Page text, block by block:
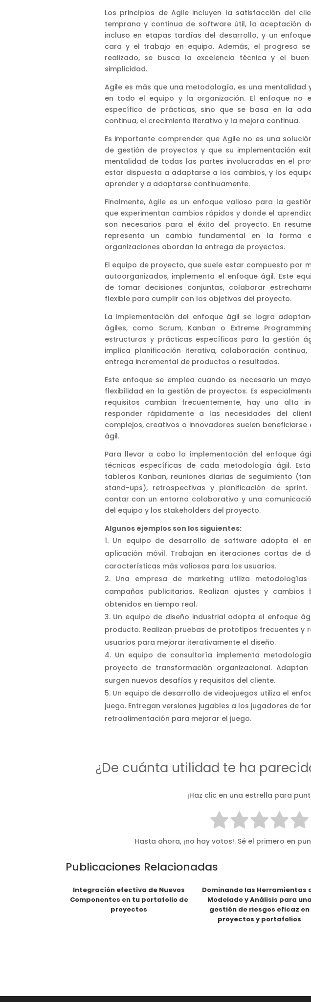
Los principios de Agile incluyen la satisfacción del
temprana y continua de software útil, la aceptación
incluso en etapas tardías del desarrollo, y un
cara y el trabajo en equipo. Además, el progreso
realizado, se busca la excelencia técnica y el
simplicidad.
Agile es más que una metodología, es una
en todo el equipo y la organización. El enfoque no
específico de prácticas, sino que se basa en la
continua, el crecimiento iterativo y la mejora continua.
Es importante comprender que Agile no es una
de gestión de proyectos y que su implementación
mentalidad de todas las partes involucradas en el
estar dispuesta a adaptarse a los cambios, y los
aprender y a adaptarse continuamente.
Finalmente, Agile es un enfoque valioso para la
que experimentan cambios rápidos y donde el
son necesarios para el éxito del proyecto. En
representa un cambio fundamental en la forma
organizaciones abordan la entrega de proyectos.
El equipo de proyecto, que suele estar compuesto por
autoorganizados, implementa el enfoque ágil. Este
de tomar decisiones conjuntas, colaborar
flexible para cumplir con los objetivos del proyecto.
La implementación del enfoque ágil se logra
ágiles, como Scrum, Kanban o Extreme
estructuras y prácticas específicas para la gestión
implica planificación iterativa, colaboración
entrega incremental de productos o resultados.
Este enfoque se emplea cuando es necesario un
flexibilidad en la gestión de proyectos. Es
requisitos cambian frecuentemente, hay una alta
responder rápidamente a las necesidades del
complejos, creativos o innovadores suelen
ágil.
Para llevar a cabo la implementación del enfoque
técnicas específicas de cada metodología ágil.
tableros Kanban, reuniones diarias de seguimiento
stand-ups), retrospectivas y planificación de sprint.
contar con un entorno colaborativo y una
del equipo y los stakeholders del proyecto.
Algunos ejemplos son los siguientes:
Un equipo de desarrollo de software adopta el
aplicación móvil. Trabajan en iteraciones cortas de
características más valiosas para los usuarios.
Una empresa de marketing utiliza
campañas publicitarias. Realizan ajustes y
obtenidos en tiempo real.
Un equipo de diseño industrial adopta el enfoque
producto. Realizan pruebas de prototipos frecuentes y
usuarios para mejorar iterativamente el diseño.
Un equipo de consultoría implementa
proyecto de transformación organizacional.
surgen nuevos desafíos y requisitos del cliente.
Un equipo de desarrollo de videojuegos utiliza el
juego. Entregan versiones jugables a los jugadores de
retroalimentación para mejorar el juego.
¿De cuánta utilidad te ha
¡Haz clic en una estrella para
Hasta ahora, ¡no hay votos!. Sé el primero en
Publicaciones Relacionadas
Integración efectiva de Nuevos
Componentes en tu portafolio de
proyectos
Dominando las Herramientas
Modelado y Análisis para una
gestión de riesgos eficaz en
proyectos y portafolios